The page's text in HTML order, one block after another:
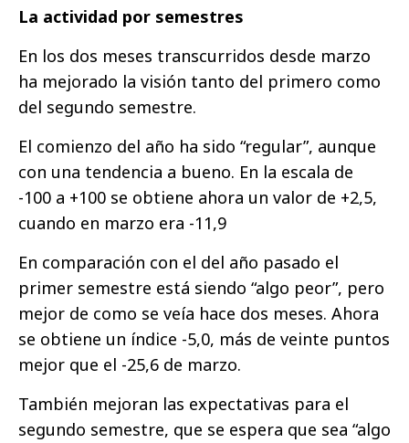
La actividad por semestres
En los dos meses transcurridos desde marzo
ha mejorado la visión tanto del primero como
del segundo semestre.
El comienzo del año ha sido “regular”, aunque
con una tendencia a bueno. En la escala de
-100 a +100 se obtiene ahora un valor de +2,5,
cuando en marzo era -11,9
En comparación con el del año pasado el
primer semestre está siendo “algo peor”, pero
mejor de como se veía hace dos meses. Ahora
se obtiene un índice -5,0, más de veinte puntos
mejor que el -25,6 de marzo.
También mejoran las expectativas para el
segundo semestre, que se espera que sea “algo